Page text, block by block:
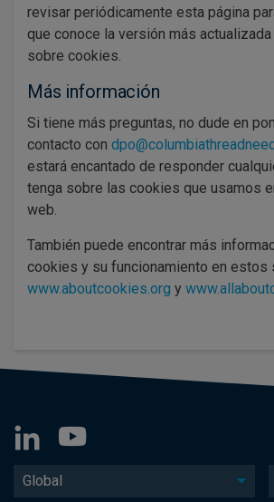
revisar periódicamente esta página
que conoce la versión más
sobre cookies.
Más información
Si tiene más preguntas, no dude en
contacto con
estará encantado de responder
tenga sobre las cookies que usamos
web.
También puede encontrar más
cookies y su funcionamiento en estos
www.aboutcookies.org y
Global